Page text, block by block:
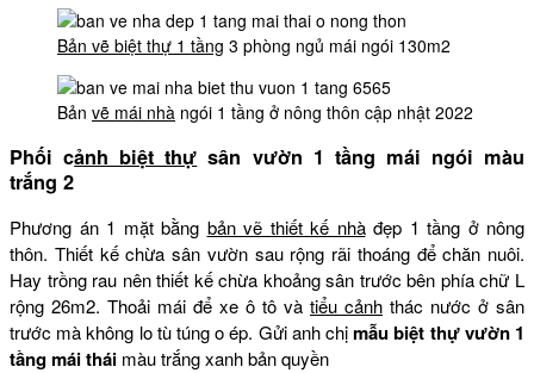
Bản vẽ biệt thự 1 tầng 3 phòng ngủ mái ngói 130m2
Bản vẽ mái nhà ngói 1 tầng ở nông thôn cập nhật 2022
Phối cảnh biệt thự sân vườn 1 tầng mái ngói màu
trắng 2
Phương án 1 mặt bằng bản vẽ thiết kế nhàđẹp 1 tầng ở nông
thôn. Thiết kế chừa sân vườn sau rộng rãi thoáng để chăn nuôi.
Hay trồng rau nên thiết kế chừa khoảng sân trước bên phía chữ L
rộng 26m2. Thoải mái để xe ô tô và tiểu cảnh thác nước ở sân
trước mà không lo tù túng o ép. Gửi anh chịmẫu biệt thự vườn 1
tầng mái thái màu trắng xanh bản quyền